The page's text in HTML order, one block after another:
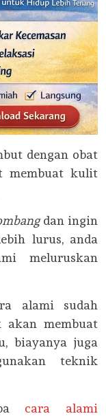
dengan obat
membuat kulit
dan ingin
lurus, anda
meluruskan
alami sudah
membuat
biayanya juga
teknik
cara alami